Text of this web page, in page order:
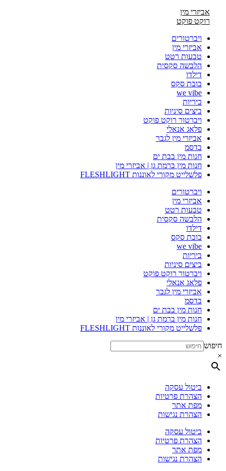
אביזרי מין
רוקט פוקט
ויברטורים
אביזרי מין
טבעות רטט
הלבשה סקסית
דילדו
בובת סקס
we vibe
ביריות
ביצים סיניות
ויברטור רוקט פוקט
פלאג אנאלי
אביזרי מין לגבר
בדסמ
חנות מין בבת ים
חנות מין ברמת גן | אביזרי מין
פלשלייט מקורי לאוננות FLESHLIGHT
ויברטורים
אביזרי מין
טבעות רטט
הלבשה סקסית
דילדו
בובת סקס
we vibe
ביריות
ביצים סיניות
ויברטור רוקט פוקט
פלאג אנאלי
אביזרי מין לגבר
בדסמ
חנות מין בבת ים
חנות מין ברמת גן | אביזרי מין
פלשלייט מקורי לאוננות FLESHLIGHT
חיפוש
×
ביטול עסקה
הצהרת פרטיות
מפת אתר
הצהרת נגישות
ביטול עסקה
הצהרת פרטיות
מפת אתר
הצהרת נגישות